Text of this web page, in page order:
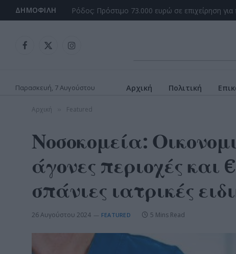
ΔΗΜΟΦΙΛΉ Ρόδος: Πρόστιμο 73.000 ευρώ σε επιχείρηση για
Facebook
X
Instagram
Παρασκευή, 7 Αυγούστου Αρχική Πολιτική
Αρχική Featured
Νοσοκομεία:
άγονες περιοχές και
σπάνιες ιατρικές
26 Αυγούστου 2024 FEATURED 5 Mins Read